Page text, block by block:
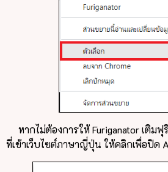
หากไม่ต้องการให้ Furiganator เติม
ที่เข้าเว็บไซต์ภาษาญี่ปุ่น ให้คลิกเพื่อปิด